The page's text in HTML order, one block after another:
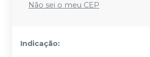
Não sei o meu CEP
Indicação: